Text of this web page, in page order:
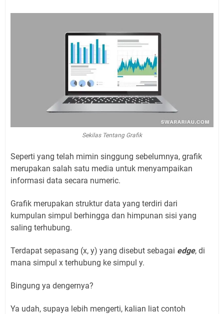
Sekilas Tentang Grafik
Seperti yang telah mimin singgung sebelumnya, grafik
merupakan salah satu media untuk menyampaikan
informasi data secara numeric.
Grafik merupakan struktur data yang terdiri dari
kumpulan simpul berhingga dan himpunan sisi yang
saling terhubung.
Terdapat sepasang (x, y) yang disebut sebagai edge, di
mana simpul x terhubung ke simpul y.
Bingung ya dengernya?
Ya udah, supaya lebih mengerti, kalian liat contoh